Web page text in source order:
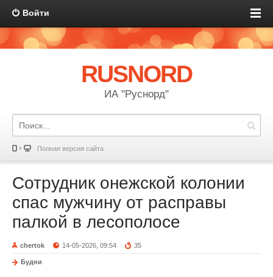
Войти
RUSNORD
ИА "Руснорд"
Полная версия сайта
Сотрудник онежской колонии
спас мужчину от расправы
палкой в лесополосе
chertok 14-05-2026, 09:54 35
Будни